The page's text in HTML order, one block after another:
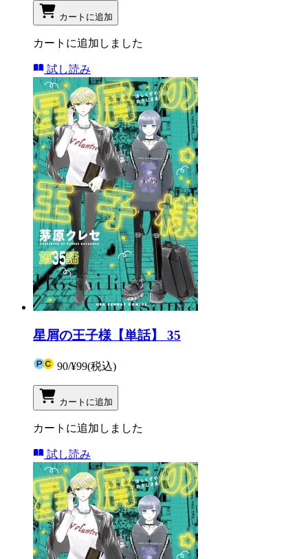
カートに追加
カートに追加しました
試し読み
星屑の王子様【単話】 35
90/¥99(税込)
カートに追加
カートに追加しました
試し読み